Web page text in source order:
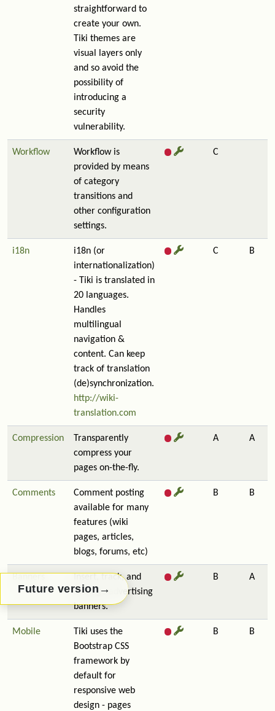
straightforward to
create your own.
Tiki themes are
visual layers only
and so avoid the
possibility of
introducing a
security
vulnerability.
Workflow
Workflow is
provided by means
of category
transitions and
other configuration
settings.
C
i18n
i18n (or
internationalization)
- Tiki is translated in
20 languages.
Handles
multilingual
navigation &
content. Can keep
track of translation
(de)synchronization.
http://wiki-
translation.com
C B
Compression
Transparently
compress your
pages on-the-fly.
A A
Comments
Comment posting
available for many
features (wiki
pages, articles,
blogs, forums, etc)
B B
Insert, track, and
manage advertising
banners.
B A
Mobile
Tiki uses the
Bootstrap CSS
framework by
default for
responsive web
design - pages
B B
Future version →